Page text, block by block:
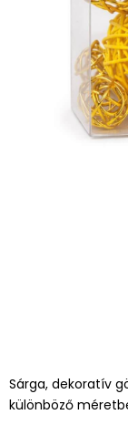
Sárga, dekoratív
különböző